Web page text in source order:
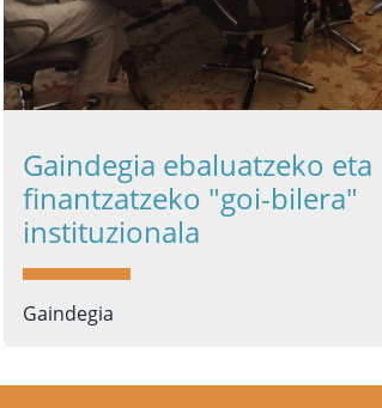
Gaindegia ebaluatzeko eta
finantzatzeko "goi-bilera"
instituzionala
Gaindegia